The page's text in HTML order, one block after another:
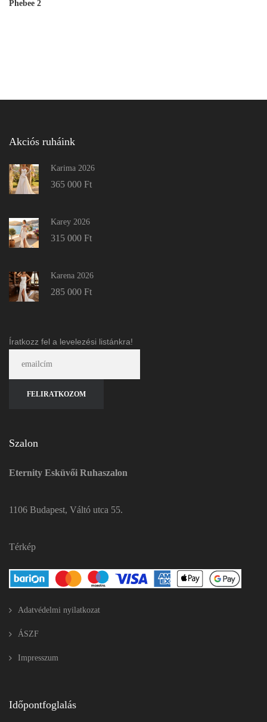
Phebee 2
Akciós ruháink
Karima 2026
365 000 Ft
Karey 2026
315 000 Ft
Karena 2026
285 000 Ft
Íratkozz fel a levelezési listánkra!
Szalon
Eternity Esküvői Ruhaszalon
1106 Budapest, Váltó utca 55.
Térkép
Adatvédelmi nyilatkozat
ÁSZF
Impresszum
Időpontfoglalás